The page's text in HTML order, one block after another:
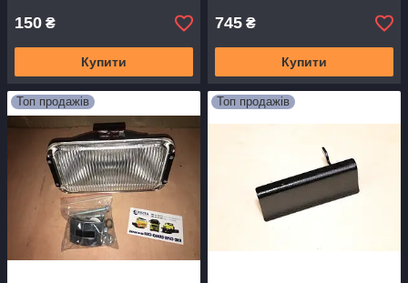
150 ₴
Купити
745 ₴
Купити
Топ продажів Топ продажів